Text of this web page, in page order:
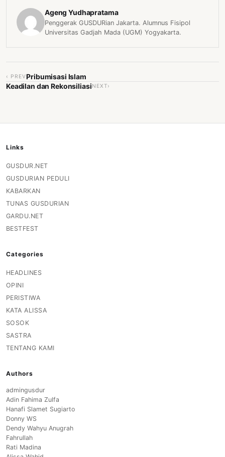
Ageng Yudhapratama
Penggerak GUSDURian Jakarta. Alumnus Fisipol
Universitas Gadjah Mada (UGM) Yogyakarta.
‹ PREVPribumisasi Islam
Keadilan dan RekonsiliasiNEXT›
Links
GUSDUR.NET
GUSDURIAN PEDULI
KABARKAN
TUNAS GUSDURIAN
GARDU.NET
BESTFEST
Categories
HEADLINES
OPINI
PERISTIWA
KATA ALISSA
SOSOK
SASTRA
TENTANG KAMI
Authors
admingusdur
Adin Fahima Zulfa
Hanafi Slamet Sugiarto
Donny WS
Dendy Wahyu Anugrah
Fahrullah
Rati Madina